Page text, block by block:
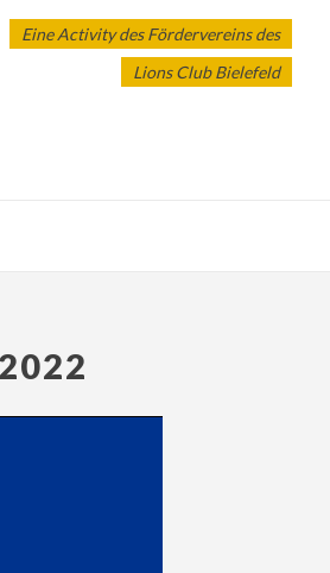
Eine Activity des Fördervereins des
Lions Club Bielefeld